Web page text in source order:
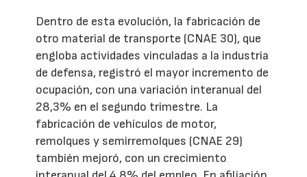
Dentro de esta evolución, la fabricación de
otro material de transporte (CNAE 30), que
engloba actividades vinculadas a la industria
de defensa, registró el mayor incremento de
ocupación, con una variación interanual del
28,3% en el segundo trimestre. La
fabricación de vehículos de motor,
remolques y semirremolques (CNAE 29)
también mejoró, con un crecimiento